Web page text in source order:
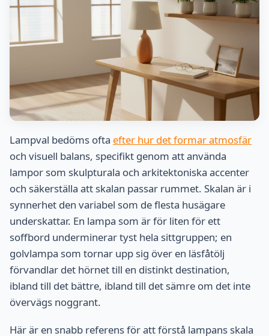
Lampval bedöms ofta efter hur det formar atmosfär
och visuell balans, specifikt genom att använda
lampor som skulpturala och arkitektoniska accenter
och säkerställa att skalan passar rummet. Skalan är i
synnerhet den variabel som de flesta husägare
underskattar. En lampa som är för liten för ett
soffbord underminerar tyst hela sittgruppen; en
golvlampa som tornar upp sig över en läsfåtölj
förvandlar det hörnet till en distinkt destination,
ibland till det bättre, ibland till det sämre om det inte
övervägs noggrant.
Här är en snabb referens för att förstå lampans skala